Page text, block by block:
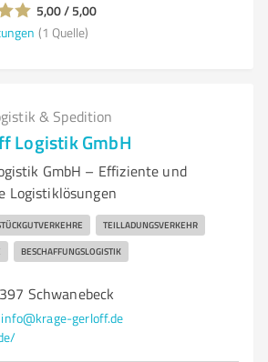
5,00 / 5,00
(1 Quelle)
& Spedition
Logistik GmbH
GmbH – Effiziente und
Logistiklösungen
TEILLADUNGSVERKEHR
BESCHAFFUNGSLOGISTIK
Schwanebeck
info@krage-gerloff.de